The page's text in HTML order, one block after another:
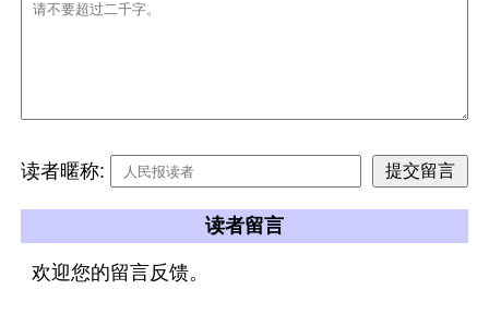
读者暱称:
读者留言
欢迎您的留言反馈。